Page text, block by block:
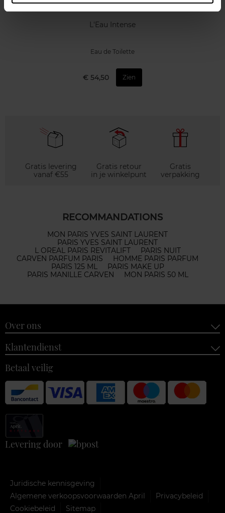
CARVEN
L'Eau Intense
Eau de Toilette
€ 54,50 Zien
Gratis levering
vanaf €55
Gratis retour
in je winkelpunt
Gratis
verpakking
RECOMMANDATIONS
MON PARIS YVES SAINT LAURENT
PARIS YVES SAINT LAURENT
L OREAL PARIS REVITALIFT
PARIS NUIT
CARVEN PARFUM PARIS
HOMME PARIS PARFUM
PARIS 125 ML
PARIS MAKE UP
PARIS MANILLE CARVEN
MON PARIS 50 ML
Over ons
Klantendienst
Betaal veilig
Levering door
Juridische kennisgeving
Algemene verkoopsvoorwaarden April
Privacybeleid
Cookiebeleid
Sitemap